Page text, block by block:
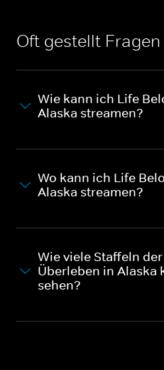
Oft gestellt Fragen
Wie kann ich Life
Alaska streamen?
Wo kann ich Life
Alaska streamen?
Wie viele Staffeln der
Überleben in Alaska
sehen?